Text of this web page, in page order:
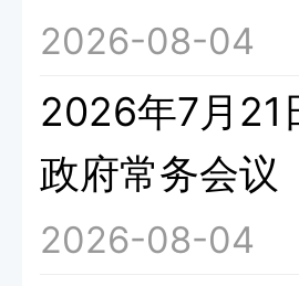
2026-08-04
2026年7月21
政府常务会议
2026-08-04